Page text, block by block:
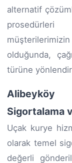
alternatif
olduğunda,
türüne
Alibeyköy
Sigortalama
Uçak kurye
olarak temel
değerli